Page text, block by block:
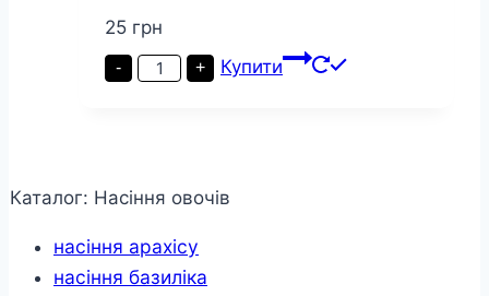
25 грн
-
Стійка
для
43
см
10
шт.
(CS-
+ Купити
Каталог: Насіння овочів
насіння арахісу
насіння базиліка